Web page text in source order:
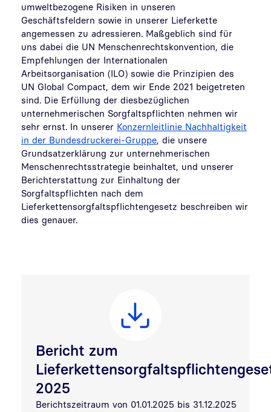
umweltbezogene Risiken in unseren
Geschäftsfeldern sowie in unserer Lieferkette
angemessen zu adressieren. Maßgeblich sind für
uns dabei die UN Menschenrechtskonvention, die
Empfehlungen der Internationalen
Arbeitsorganisation (ILO) sowie die Prinzipien des
UN Global Compact, dem wir Ende 2021 beigetreten
sind. Die Erfüllung der diesbezüglichen
unternehmerischen Sorgfaltspflichten nehmen wir
sehr ernst. In unserer Konzernleitlinie Nachhaltigkeit
in der Bundesdruckerei-Gruppe , die unsere
Grundsatzerklärung zur unternehmerischen
Menschenrechtsstrategie beinhaltet,
und unserer
Berichterstattung zur Einhaltung der
Sorgfaltspflichten nach dem
Lieferkettensorgfaltspflichtengesetz beschreiben wir
dies genauer.
Bericht zum
2025
Berichtszeitraum von 01.01.2025 bis 31.12.2025